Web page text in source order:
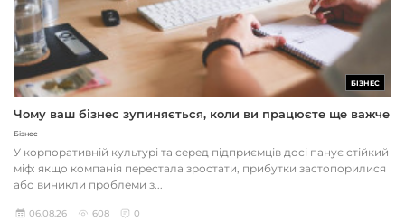
БІЗНЕС
Чому ваш бізнес зупиняється, коли ви працюєте ще важче
Бізнес
У корпоративній культурі та серед підприємців досі панує стійкий
міф: якщо компанія перестала зростати, прибутки застопорилися
або виникли проблеми з...
06.08.26 608 0